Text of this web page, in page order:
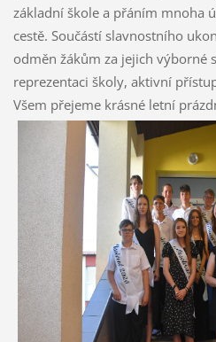
základní škole a přáním mnoha
cestě. Součástí slavnostního
odměn žákům za jejich výborné
reprezentaci školy, aktivní
Všem přejeme krásné letní